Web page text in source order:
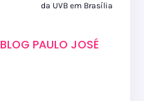
da UVB em Brasília
BLOG PAULO JOSÉ